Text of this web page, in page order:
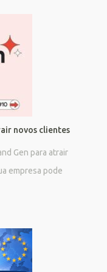
novos clientes
Gen para atrair
empresa pode